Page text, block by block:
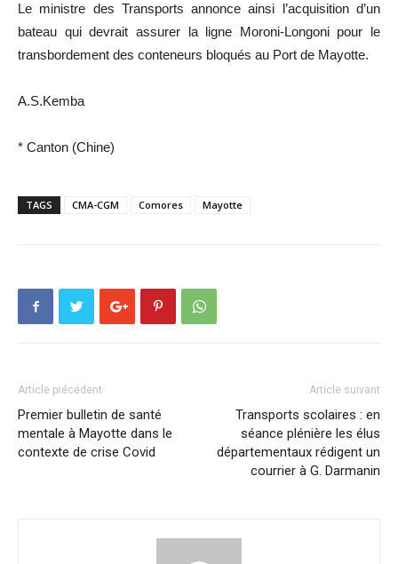
Le ministre des Transports annonce ainsi l’acquisition d’un
bateau qui devrait assurer la ligne Moroni-Longoni pour le
transbordement des conteneurs bloqués au Port de Mayotte.
A.S.Kemba
* Canton (Chine)
TAGS CMA-CGM Comores Mayotte
Article précédent
Premier bulletin de santé
mentale à Mayotte dans le
contexte de crise Covid
Article suivant
Transports scolaires : en
séance plénière les élus
départementaux rédigent un
courrier à G. Darmanin